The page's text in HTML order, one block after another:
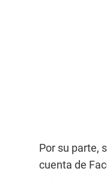
Por su parte,
cuenta de